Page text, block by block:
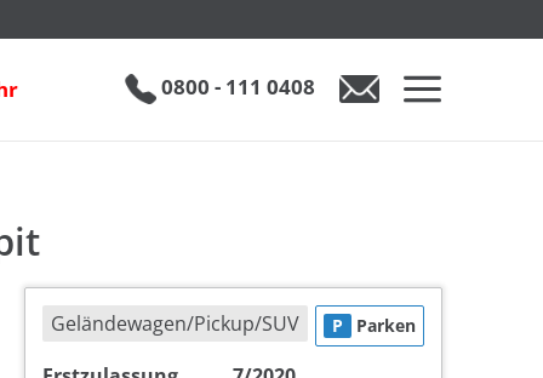
0800 - 111 0408
Geländewagen/Pickup/SUV P Parken